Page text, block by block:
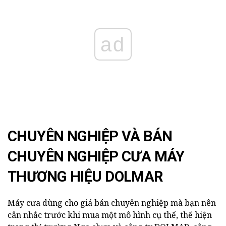
ad
CHUYÊN NGHIỆP VÀ BÁN
CHUYÊN NGHIỆP CƯA MÁY
THƯƠNG HIỆU DOLMAR
Máy cưa dùng cho giá bán chuyên nghiệp mà bạn nên
cân nhắc trước khi mua một mô hình cụ thể, thể hiện